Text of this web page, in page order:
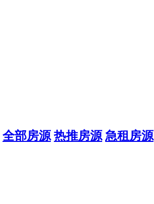
全部房源 热推房源 急租房源